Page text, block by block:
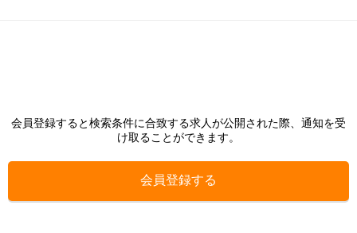
会員登録すると検索条件に合致する求人が公開された際、通知を受
け取ることができます。
会員登録する